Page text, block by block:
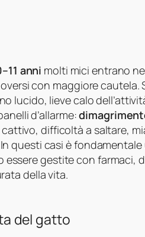
anni molti mici entrano
con maggiore cautela.
lucido, lieve calo
d’allarme:
difficoltà a saltare,
questi casi è fondamentale
gestite con farmaci,
della vita.
del gatto